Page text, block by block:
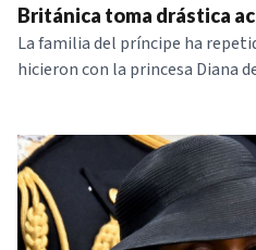
Británica toma drástica
La familia del príncipe ha
hicieron con la princesa Diana